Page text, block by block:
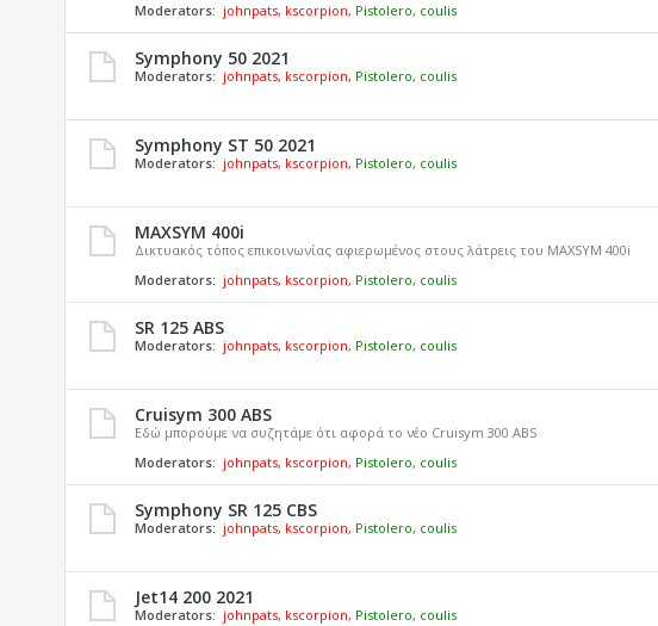
Moderators: johnpats, kscorpion, Pistolero, coulis
Symphony 50 2021
Moderators: johnpats, kscorpion, Pistolero, coulis
Symphony ST 50 2021
Moderators: johnpats, kscorpion, Pistolero, coulis
MAXSYM 400i
Δικτυακός τόπος επικοινωνίας αφιερωμένος στους λάτρεις του MAXSYM 400i
Moderators: johnpats, kscorpion, Pistolero, coulis
SR 125 ABS
Moderators: johnpats, kscorpion, Pistolero, coulis
Cruisym 300 ΑΒS
Εδώ μπορούμε να συζητάμε ότι αφορά το νέο Cruisym 300 ΑΒS
Moderators: johnpats, kscorpion, Pistolero, coulis
Symphony SR 125 CBS
Moderators: johnpats, kscorpion, Pistolero, coulis
Jet14 200 2021
Moderators: johnpats, kscorpion, Pistolero, coulis